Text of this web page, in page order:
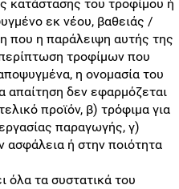
κατάστασης του τροφίμου ή
εκ νέου, βαθειάς /
που η παράλειψη αυτής της
τροφίμων που
η ονομασία του
απαίτηση δεν εφαρμόζεται
προϊόν, β) τρόφιμα για
παραγωγής, γ)
ασφάλεια ή στην ποιότητα
όλα τα συστατικά του